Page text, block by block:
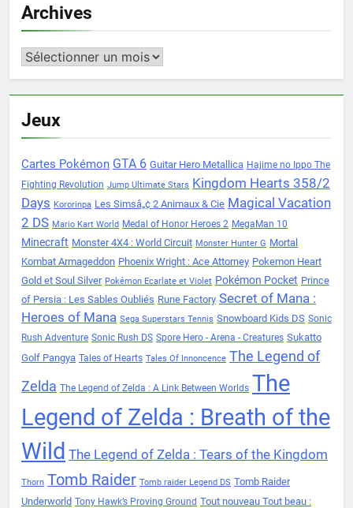
Archives
Archives
Jeux
Cartes Pokémon GTA 6 Guitar Hero Metallica Hajime no Ippo The
Fighting Revolution Jump Ultimate Stars Kingdom Hearts 358/2
Days Kororinpa Les Simsâ„¢ 2 Animaux & Cie Magical Vacation
2 DS Mario Kart World Medal of Honor Heroes 2 MegaMan 10
Minecraft Monster 4X4 : World Circuit Monster Hunter G Mortal
Kombat Armageddon Phoenix Wright : Ace Attorney Pokemon Heart
Gold et Soul Silver Pokémon Ecarlate et Violet Pokémon Pocket Prince
of Persia : Les Sables Oubliés Rune Factory Secret of Mana :
Heroes of Mana Sega Superstars Tennis Snowboard Kids DS Sonic
Rush Adventure Sonic Rush DS Spore Hero - Arena - Creatures Sukatto
Golf Pangya Tales of Hearts Tales Of Innoncence The Legend of
Zelda The Legend of Zelda : A Link Between Worlds The
Legend of Zelda : Breath of the
Wild The Legend of Zelda : Tears of the Kingdom
Thorn Tomb Raider Tomb raider Legend DS Tomb Raider
Underworld Tony Hawk’s Proving Ground Tout nouveau Tout beau :